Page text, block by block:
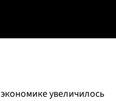
увеличилось